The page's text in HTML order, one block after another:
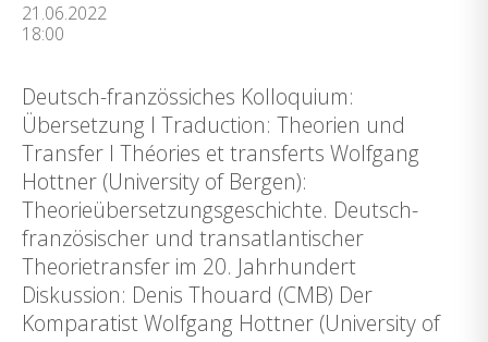
21.06.2022
18:00
Deutsch-französsiches Kolloquium:
Übersetzung l Traduction: Theorien und
Transfer l Théories et transferts Wolfgang
Hottner (University of Bergen):
Theorieübersetzungsgeschichte. Deutsch-
französischer und transatlantischer
Theorietransfer im 20. Jahrhundert
Diskussion: Denis Thouard (CMB) Der
Komparatist Wolfgang Hottner (University of